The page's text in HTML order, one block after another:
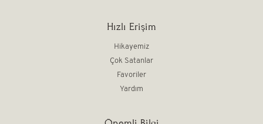
Hızlı Erişim
Hikayemiz
Çok Satanlar
Favoriler
Yardım